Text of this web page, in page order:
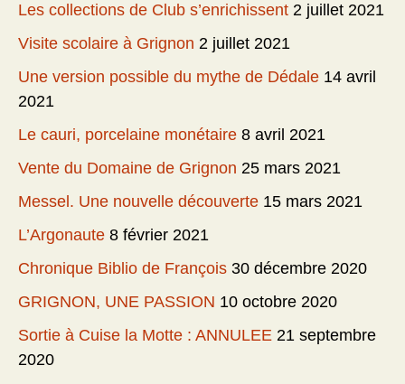
Les collections de Club s’enrichissent 2 juillet 2021
Visite scolaire à Grignon 2 juillet 2021
Une version possible du mythe de Dédale 14 avril
2021
Le cauri, porcelaine monétaire 8 avril 2021
Vente du Domaine de Grignon 25 mars 2021
Messel. Une nouvelle découverte 15 mars 2021
L’Argonaute 8 février 2021
Chronique Biblio de François 30 décembre 2020
GRIGNON, UNE PASSION 10 octobre 2020
Sortie à Cuise la Motte : ANNULEE 21 septembre
2020